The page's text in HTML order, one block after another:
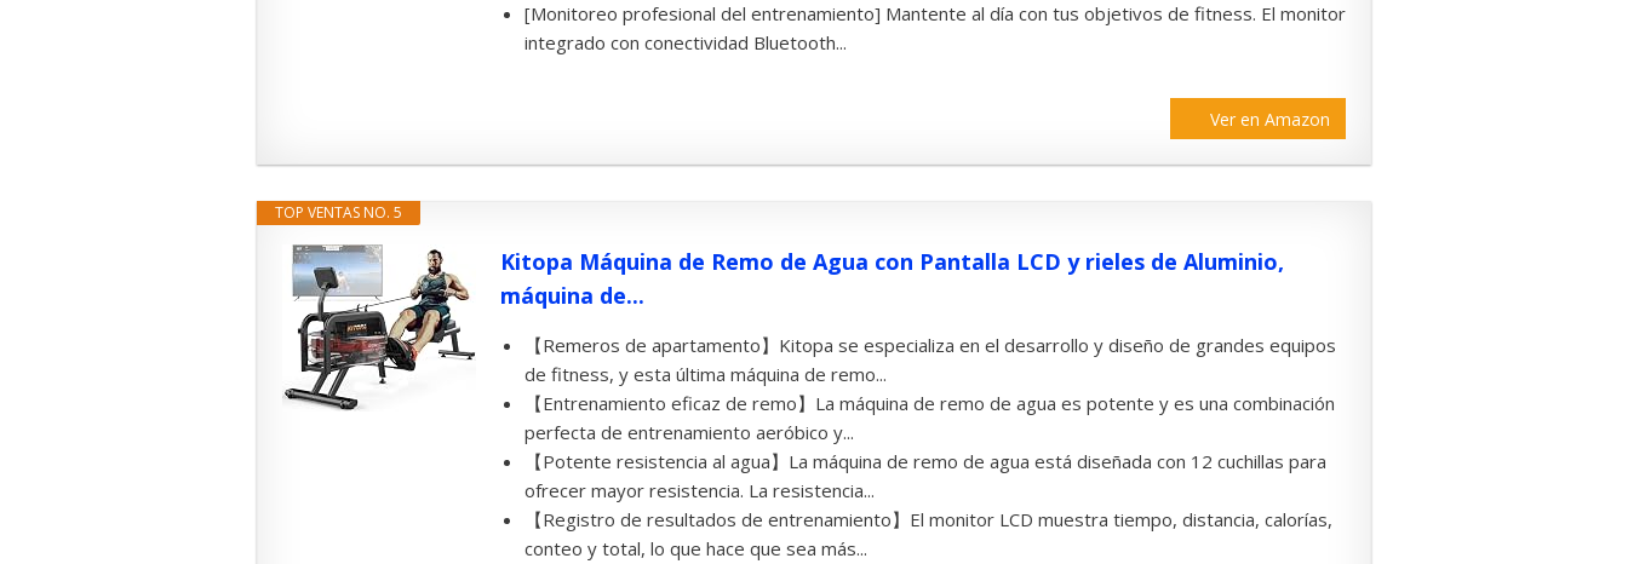
[Monitoreo profesional del entrenamiento] Mantente al día con tus objetivos de fitness. El monitor
integrado con conectividad Bluetooth...
Ver en Amazon
TOP VENTAS NO. 5
Kitopa Máquina de Remo de Agua con Pantalla LCD y rieles de Aluminio,
máquina de...
【Remeros de apartamento】Kitopa se especializa en el desarrollo y diseño de grandes equipos
de fitness, y esta última máquina de remo...
【Entrenamiento eficaz de remo】La máquina de remo de agua es potente y es una combinación
perfecta de entrenamiento aeróbico y...
【Potente resistencia al agua】La máquina de remo de agua está diseñada con 12 cuchillas para
ofrecer mayor resistencia. La resistencia...
【Registro de resultados de entrenamiento】El monitor LCD muestra tiempo, distancia, calorías,
conteo y total, lo que hace que sea más...